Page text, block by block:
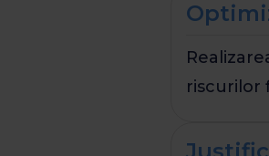
riscurilor